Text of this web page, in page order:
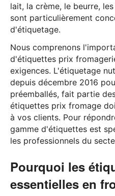
lait, la crème, le beurre,
sont particulièrement
d'étiquetage.
Nous comprenons
d'étiquettes prix
exigences. L'étiquetage
depuis décembre 2016
préemballés, fait partie
étiquettes prix fromage
à vos clients. Pour
gamme d'étiquettes est
les professionnels du
Pourquoi les
essentielles en